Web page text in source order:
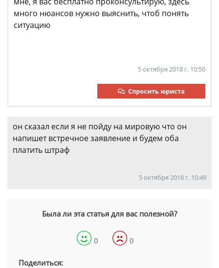
много нюансов нужно выяснить, чтоб понять
ситуацию
5 октября 2018 г. 10:50
Спросить юриста
он сказал если я не пойду на мировую что он
напишет встречное заявление и будем оба
платить штраф
5 октября 2018 г. 10:49
Была ли эта статья для вас полезной?
0 0
Поделиться: